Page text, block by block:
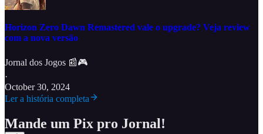
Horizon Zero Dawn Remastered vale o upgrade? Veja review
com a nova versão
Jornal dos Jogos 📰🎮
·
October 30, 2024
Ler a história completa
Mande um Pix pro Jornal!